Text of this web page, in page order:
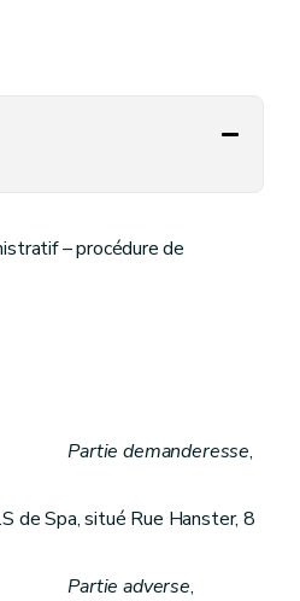
– procédure de
Partie demanderesse,
Spa, situé Rue Hanster, 8
Partie adverse,